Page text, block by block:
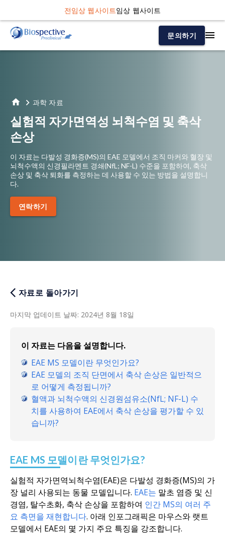
전임상 웹사이트임상 웹사이트
문의하기
과학 자료
실험적 자가면역성 뇌척수염 및 축삭
손상
이 자료는 다발성 경화증(MS)의 EAE 모델에서 조직 마커와 혈장 및
뇌척수액의 신경필라멘트 경쇄(NfL; NF-L) 수준을 포함하여, 축삭
손상 및 축삭 퇴화를 측정하는 데 사용할 수 있는 방법을 설명합니
다.
연락하기
자료로 돌아가기
마지막 업데이트 날짜: 2024년 8월 18일
이 자료는 다음을 설명합니다.
EAE MS 모델이란 무엇인가요?
EAE 모델의 조직 단면에서 축삭 손상은 일반적으
로 어떻게 측정됩니까?
혈액과 뇌척수액의 신경원섬유소(NfL; NF-L) 수
치를 사용하여 EAE에서 축삭 손상을 평가할 수 있
습니까?
EAE MS 모델이란 무엇인가요?
실험적 자가면역뇌척수염(EAE)은 다발성 경화증(MS)의 가
장 널리 사용되는 동물 모델입니다. EAE는 말초 염증 및 신
경염, 탈수초화, 축삭 손상을 포함하여 인간 MS의 여러 주
요 측면을 재현합니다. 아래 인포그래픽은 마우스와 랫트
모델에서 EAE의 몇 가지 주요 특징을 강조합니다.